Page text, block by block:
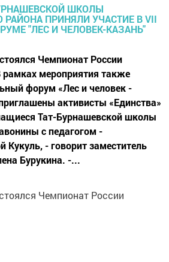
Чемпионат России
рамках мероприятия также
форум «Лес и человек -
активисты «Единства»
Тат-Бурнашевской школы
с педагогом -
Кукуль, - говорит заместитель
Бурукина. -...
Чемпионат России